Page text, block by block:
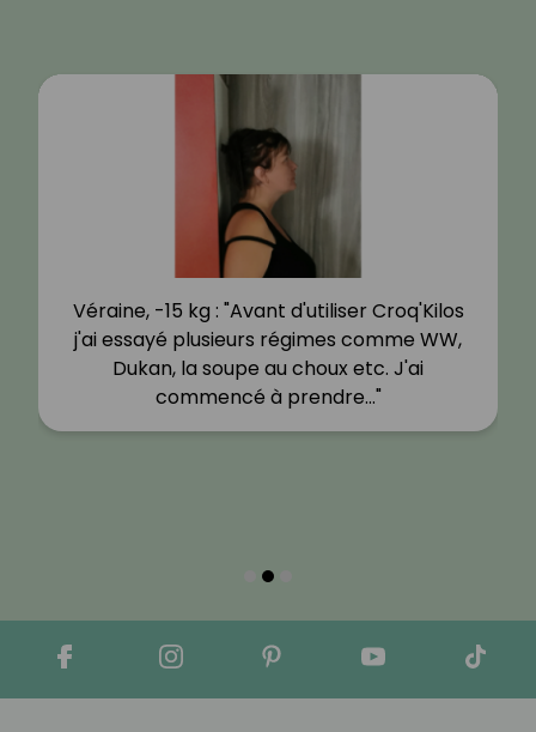
Véraine, -15 kg : "Avant d'utiliser Croq'Kilos
j'ai essayé plusieurs régimes comme WW,
Dukan, la soupe au choux etc. J'ai
commencé à prendre…"